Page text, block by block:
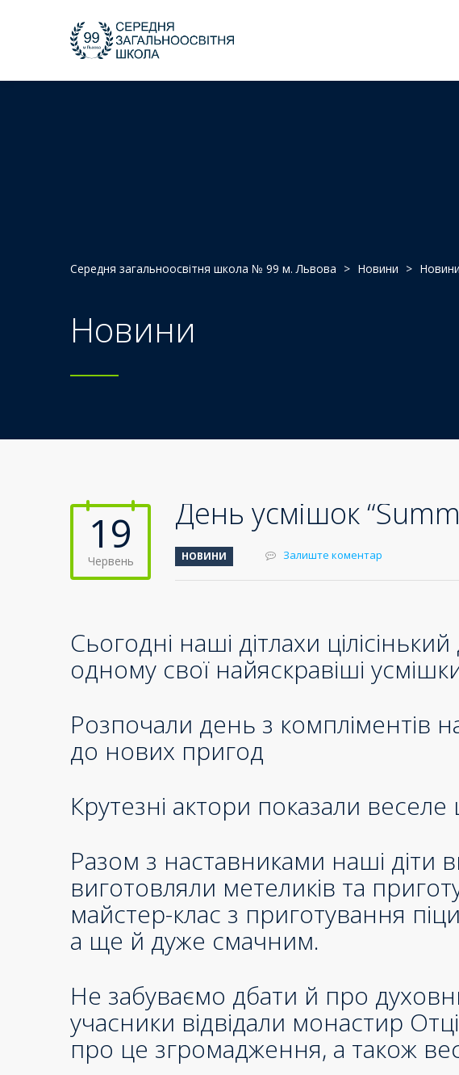
Середня загальноосвітня школа № 99 м. Львова > Новини > Новини
Новини
19
Червень
День усмішок
НОВИНИ Залиште коментар
Сьогодні наші дітлахи
одному свої найяскравіші
Розпочали день з компліментів
до нових пригод
Крутезні актори показали
Разом з наставниками наші діти
виготовляли метеликів та
майстер-клас з приготування
а ще й дуже смачним.
Не забуваємо дбати й про
учасники відвідали монастир
про це згромадження, а також